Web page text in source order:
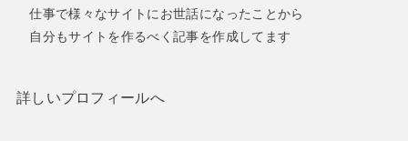
仕事で様々なサイトにお世話になったことから
自分もサイトを作るべく記事を作成してます
詳しいプロフィールへ